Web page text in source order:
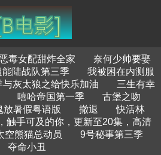
毒女配甜炸全家
奈何少帅要娶
能陆战队第三季
我被困在内测服
与灰太狼之给快乐加油
三生有幸
嘻哈帝国第一季
古堡之吻
放暑假粤语版 撤退
快活林
触手可及的你，更新至20集，高清
空熊猫总动员
9号秘事第三季
夺命小丑